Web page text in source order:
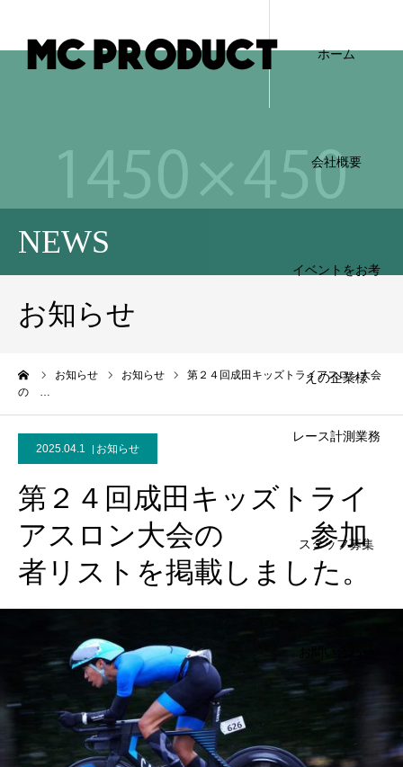
ホーム
会社概要
イベントをお考
えの企業様
レース計測業務
スタッフ募集
NEWS
お知らせ
お知らせ お知らせ
第２４回成田キッズトライアスロン大会
の …
2025.04.1 お知らせ
第２４回成田キッズトライ
アスロン大会の 参加
者リストを掲載しました。